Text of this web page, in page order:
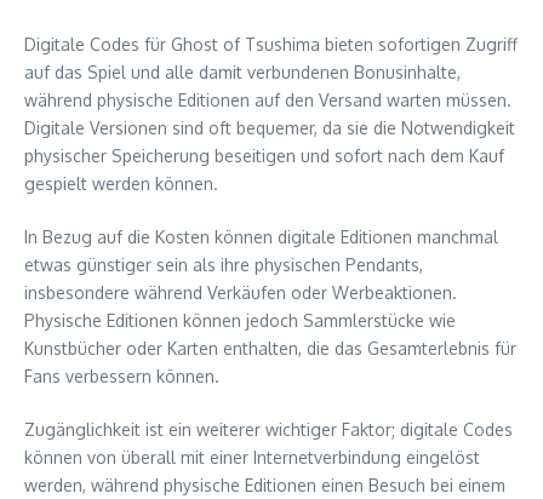
Digitale Codes für Ghost of Tsushima bieten sofortigen Zugriff
auf das Spiel und alle damit verbundenen Bonusinhalte,
während physische Editionen auf den Versand warten müssen.
Digitale Versionen sind oft bequemer, da sie die Notwendigkeit
physischer Speicherung beseitigen und sofort nach dem Kauf
gespielt werden können.
In Bezug auf die Kosten können digitale Editionen manchmal
etwas günstiger sein als ihre physischen Pendants,
insbesondere während Verkäufen oder Werbeaktionen.
Physische Editionen können jedoch Sammlerstücke wie
Kunstbücher oder Karten enthalten, die das Gesamterlebnis für
Fans verbessern können.
Zugänglichkeit ist ein weiterer wichtiger Faktor; digitale Codes
können von überall mit einer Internetverbindung eingelöst
werden, während physische Editionen einen Besuch bei einem